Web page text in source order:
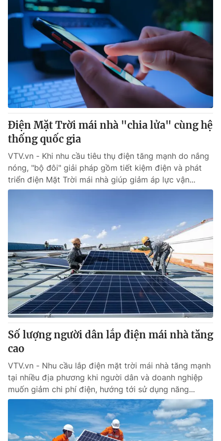
Điện Mặt Trời mái nhà "chia lửa" cùng hệ
thống quốc gia
VTV.vn - Khi nhu cầu tiêu thụ điện tăng mạnh do nắng
nóng, "bộ đôi" giải pháp gồm tiết kiệm điện và phát
triển điện Mặt Trời mái nhà giúp giảm áp lực vận...
Số lượng người dân lắp điện mái nhà tăng
cao
VTV.vn - Nhu cầu lắp điện mặt trời mái nhà tăng mạnh
tại nhiều địa phương khi người dân và doanh nghiệp
muốn giảm chi phí điện, hướng tới sử dụng năng...